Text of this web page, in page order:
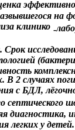
клинико -
В 2 случаях
с БДЛ,
септического
диагностика,
легких у детей.